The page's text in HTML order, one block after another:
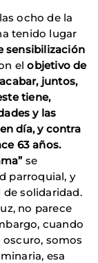
ocho de la
tenido lugar
sensibilización
elobjetivo de
juntos,
tiene,
y las
día, y contra
63 años.
se
parroquial, y
solidaridad.
no parece
cuando
somos
esa